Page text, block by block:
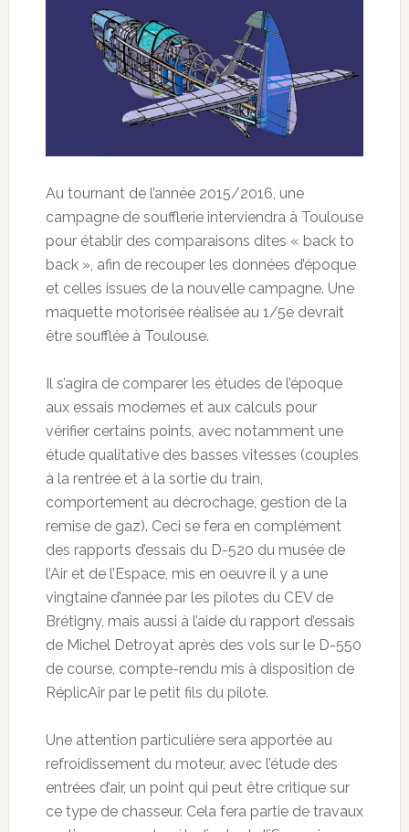
Au tournant de l’année 2015/2016, une
campagne de soufflerie interviendra à Toulouse
pour établir des comparaisons dites « back to
back », afin de recouper les données d’époque
et celles issues de la nouvelle campagne. Une
maquette motorisée réalisée au 1/5e devrait
être soufflée à Toulouse.
Il s’agira de comparer les études de l’époque
aux essais modernes et aux calculs pour
vérifier certains points, avec notamment une
étude qualitative des basses vitesses (couples
à la rentrée et à la sortie du train,
comportement au décrochage, gestion de la
remise de gaz). Ceci se fera en complément
des rapports d’essais du D-520 du musée de
l’Air et de l’Espace, mis en oeuvre il y a une
vingtaine d’année par les pilotes du CEV de
Brétigny, mais aussi à l’aide du rapport d’essais
de Michel Detroyat après des vols sur le D-550
de course, compte-rendu mis à disposition de
RéplicAir par le petit fils du pilote.
Une attention particulière sera apportée au
refroidissement du moteur, avec l’étude des
entrées d’air, un point qui peut être critique sur
ce type de chasseur. Cela fera partie de travaux